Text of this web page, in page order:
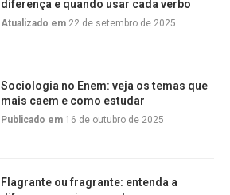
diferença e quando usar cada verbo
Atualizado em 22 de setembro de 2025
Sociologia no Enem: veja os temas que
mais caem e como estudar
Publicado em 16 de outubro de 2025
Flagrante ou fragrante: entenda a